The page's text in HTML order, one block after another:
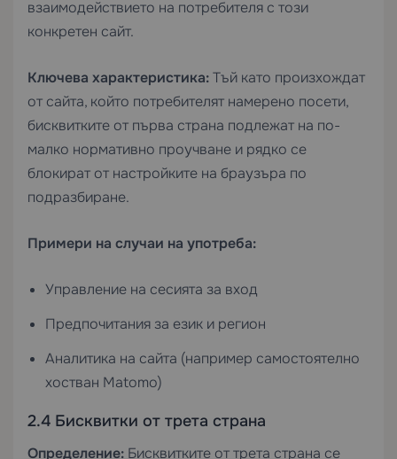
взаимодействието на потребителя с този
конкретен сайт.
Ключева характеристика:Тъй като произхождат
от сайта, който потребителят намерено посети,
бисквитките от първа страна подлежат на по-
малко нормативно проучване и рядко се
блокират от настройките на браузъра по
подразбиране.
Примери на случаи на употреба:
Управление на сесията за вход
Предпочитания за език и регион
Аналитика на сайта (например самостоятелно
хостван Matomo)
2.4 Бисквитки от трета страна
Определение: Бисквитките от трета страна се